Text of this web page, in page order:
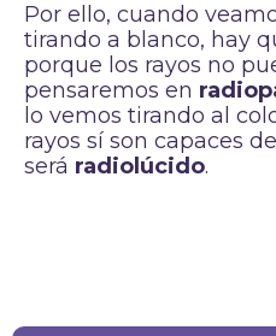
Por ello, cuando
tirando a blanco, hay
porque los rayos no
pensaremos en
lo vemos tirando al
rayos sí son capaces
será radiolúcido.